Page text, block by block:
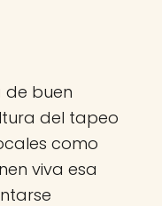
de buen
del tapeo
como
viva esa